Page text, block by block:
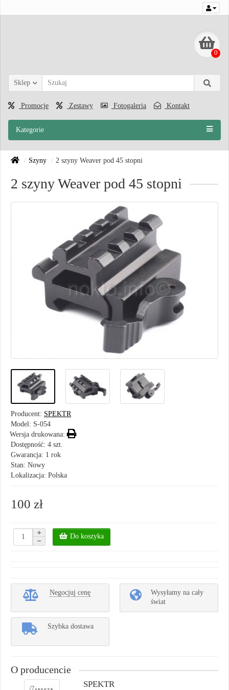
0
Sklep
Promocje Zestawy Fotogaleria Kontakt
Kategorie
Szyny 2 szyny Weaver pod 45 stopni
2 szyny Weaver pod 45 stopni
Producent: SPEKTR
Model: S-054
Wersja drukowana:
Dostępność: 4 szt.
Gwarancja: 1 rok
Stan: Nowy
Lokalizacja: Polska
100 zł
Do koszyka
Negocjuj cenę
Wysyłamy na cały
świat
Szybka dostawa
O producencie
SPEKTR